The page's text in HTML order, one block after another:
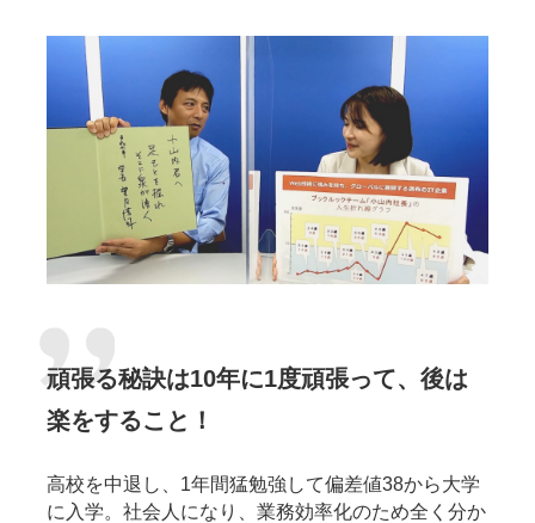
頑張る秘訣は10年に1度頑張って、後は
楽をすること！
高校を中退し、1年間猛勉強して偏差値38から大学
に入学。社会人になり、業務効率化のため全く分か